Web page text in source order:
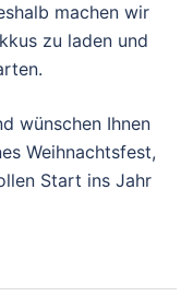
machen wir
zu laden und
wünschen Ihnen
Weihnachtsfest,
Start ins Jahr